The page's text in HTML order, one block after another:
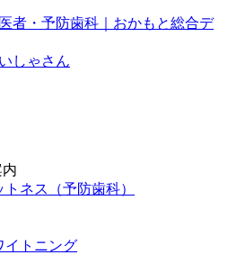
トネス
（予防歯科）
イトニング